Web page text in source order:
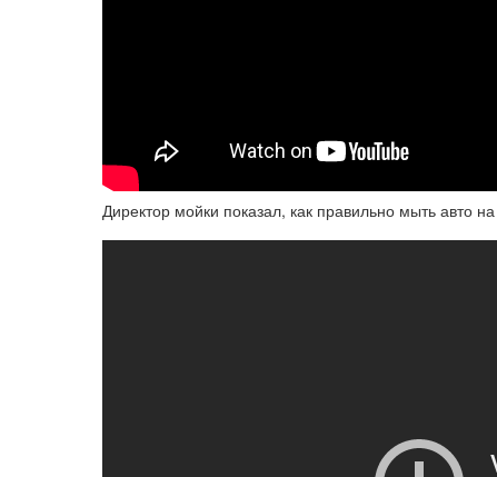
Директор мойки показал, как правильно мыть авто